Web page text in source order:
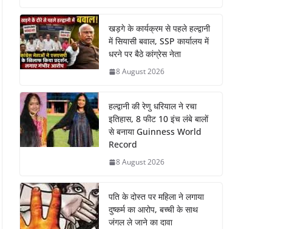
खड़गे के कार्यक्रम से पहले हल्द्वानी
में सियासी बवाल, SSP कार्यालय में
धरने पर बैठे कांग्रेस नेता
8 August 2026
हल्द्वानी की रेणु धरियाल ने रचा
इतिहास, 8 फीट 10 इंच लंबे बालों
से बनाया Guinness World
Record
8 August 2026
पति के दोस्त पर महिला ने लगाया
दुष्कर्म का आरोप, बच्ची के साथ
जंगल ले जाने का दावा